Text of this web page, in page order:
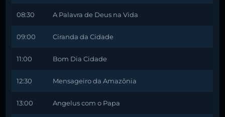
08:30 A Palavra de Deus na Vida
09:00 Ciranda da Cidade
11:00 Bom Dia Cidade
12:30 Mensageiro da Amazônia
13:00 Angelus com o Papa